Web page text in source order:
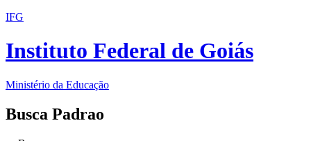
IFG
Instituto Federal de Goiás
Ministério da Educação
Busca Padrao